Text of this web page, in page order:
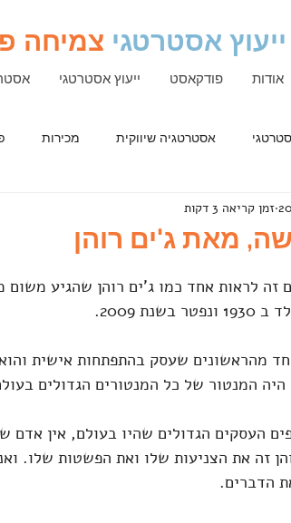
ייעוץ אסטרטגי צמיחה
ייעוץ אסטרטגי פודקאסט אודות
אסטרטגיה שיווקית מכירות
מאת ג'ים רוהן
זמן קריאה 3 דקות
זה לראות אחד כמו ג'ים רוהן שהגיע משום
2009.
מהראשונים שעסק בהתפתחות אישית
המנטור של כל המנטורים הגדולים
העסקים הגדולים שהיו בעולם, אין
זה את הצניעות שלו ואת הפשטות שלו.
הדברים.